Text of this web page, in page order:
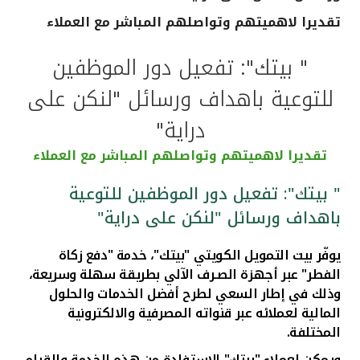
القنوات المصرفية
أدوات وخدمات
خدمات ما بعد البيع
اتصل بنا
مواقع الفروع وأجهزة الصرف الآلي
ألمانيا
ماليزيا
تقديرا لاهميتهم وتواصلهم المباشر مع العملاء
" بيتك": تفعيل دور الموظفين
للتوعية باهداف ورسائل "لنكن على
دراية"
تقديرا لاهميتهم وتواصلهم المباشر مع العملاء
" بيتك": تفعيل دور الموظفين للتوعية
باهداف ورسائل "لنكن على دراية"
يوفّر بيت التمويل الكويتي "بيتك"، خدمة "دفع زكاة
الفطر" عبر أجهزة الصـرف الآلي بطريقة سهلة وسريعة،
وذلك في إطار السعي لطرح أفضل الخدمات والحلول
المالية لعملائه عبر قنواته المصرفية والالكترونية
المختلفة.